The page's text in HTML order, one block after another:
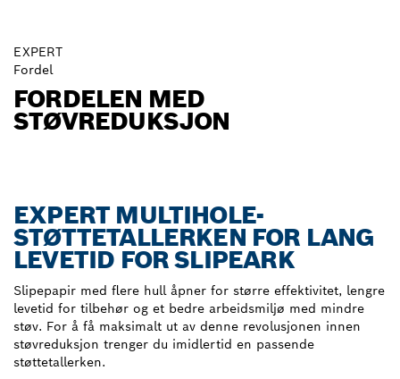
EXPERT
Fordel
FORDELEN MED
STØVREDUKSJON
EXPERT MULTIHOLE-
STØTTETALLERKEN FOR LANG
LEVETID FOR SLIPEARK
Slipepapir med flere hull åpner for større effektivitet, lengre
levetid for tilbehør og et bedre arbeidsmiljø med mindre
støv. For å få maksimalt ut av denne revolusjonen innen
støvreduksjon trenger du imidlertid en passende
støttetallerken.